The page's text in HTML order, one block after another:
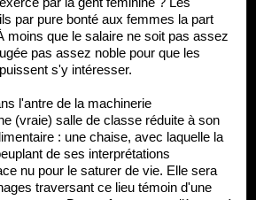
par pure bonté aux femmes la part
moins que le salaire ne soit pas assez
pas assez noble pour que les
s'y intéresser.
l'antre de la machinerie
(vraie) salle de classe réduite à son
: une chaise, avec laquelle la
de ses interprétations
nu pour le saturer de vie. Elle sera
traversant ce lieu témoin d'une